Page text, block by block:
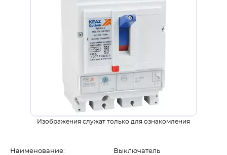
Изображения служат только для ознакомления
Наименование:
Выключатель